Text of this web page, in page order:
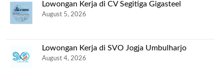
Lowongan Kerja di CV Segitiga Gigasteel
August 5, 2026
Lowongan Kerja di SVO Jogja Umbulharjo
August 4, 2026